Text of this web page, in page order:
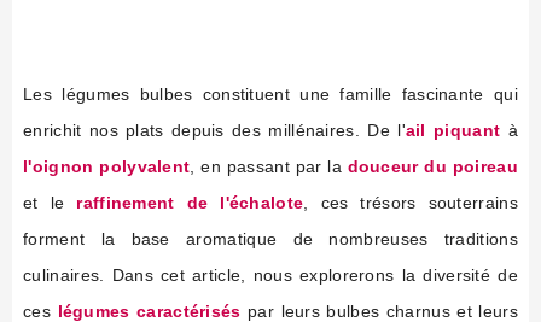
Les légumes bulbes constituent une famille fascinante qui
enrichit nos plats depuis des millénaires. De l'ail piquant à
l'oignon polyvalent , en passant par la douceur du poireau
et le raffinement de l'échalote , ces trésors souterrains
forment la base aromatique de nombreuses traditions
culinaires. Dans cet article, nous explorerons la diversité de
ces légumes caractérisés par leurs bulbes charnus et leurs